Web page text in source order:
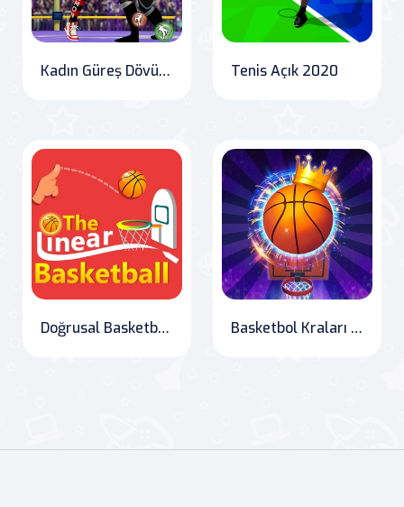
Kadın Güreş Dövüş Devrimi Güreş Oyunları Tenis Açık 2020
Doğrusal Basketbol HTML5 Spor Oyunu Basketbol Kraları 2022